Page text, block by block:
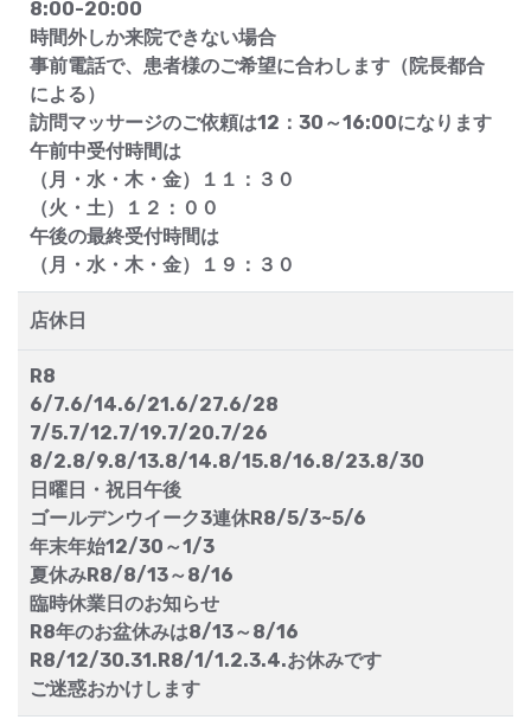
8:00-20:00
時間外しか来院できない場合
事前電話で、患者様のご希望に合わします（院長都合
による）
訪問マッサージのご依頼は12：30～16:00になります
午前中受付時間は
（月・水・木・金）１１：３０
（火・土）１２：００
午後の最終受付時間は
（月・水・木・金）１９：３０
店休日
R8
6/7.6/14.6/21.6/27.6/28
7/5.7/12.7/19.7/20.7/26
8/2.8/9.8/13.8/14.8/15.8/16.8/23.8/30
日曜日・祝日午後
ゴールデンウイーク3連休R8/5/3~5/6
年末年始12/30～1/3
夏休みR8/8/13～8/16
臨時休業日のお知らせ
R8年のお盆休みは8/13～8/16
R8/12/30.31.R8/1/1.2.3.4.お休みです
ご迷惑おかけします